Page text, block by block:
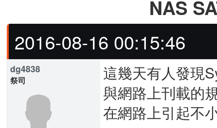
NAS
2016-08-16 00:15:46
dg4838
祭司
這幾天有人發現
與網路上刊載的
在網路上引起不